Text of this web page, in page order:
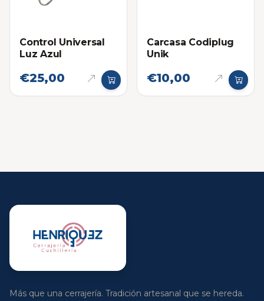
Control Universal
Luz Azul
€25,00
Carcasa Codiplug
Unik
€10,00
Más que una cerrajería. Tradición artesanal que se hereda.